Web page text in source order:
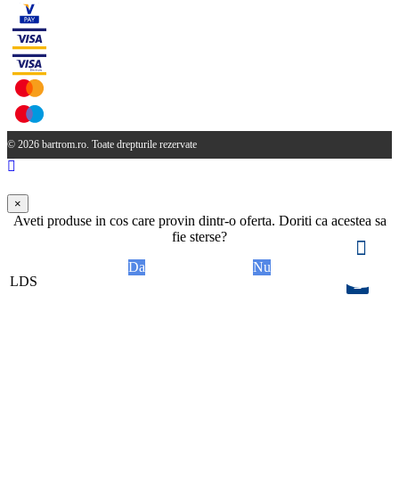
LDS
© 2026 bartrom.ro. Toate drepturile rezervate
×
Aveti produse in cos care provin dintr-o oferta. Doriti ca acestea sa
fie sterse?
Da
Nu